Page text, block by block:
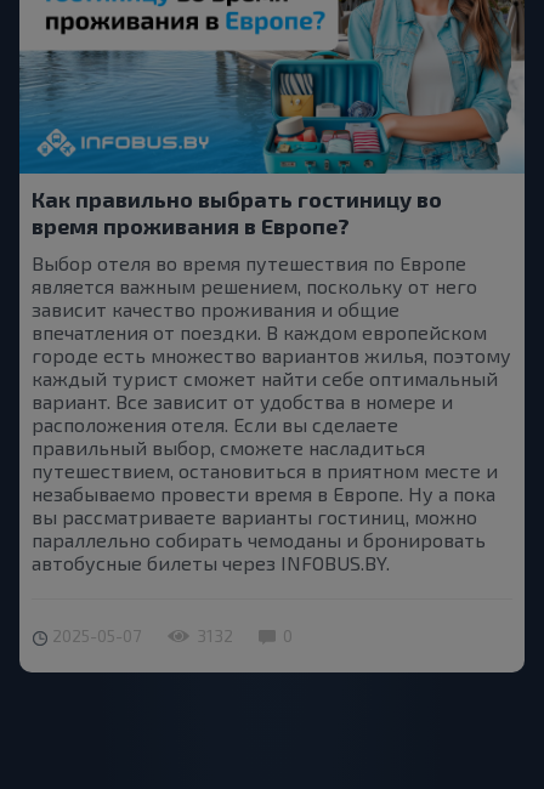
Как правильно выбрать гостиницу во
время проживания в Европе?
Выбор отеля во время путешествия по Европе
является важным решением, поскольку от него
зависит качество проживания и общие
впечатления от поездки. В каждом европейском
городе есть множество вариантов жилья, поэтому
каждый турист сможет найти себе оптимальный
вариант. Все зависит от удобства в номере и
расположения отеля. Если вы сделаете
правильный выбор, сможете насладиться
путешествием, остановиться в приятном месте и
незабываемо провести время в Европе. Ну а пока
вы рассматриваете варианты гостиниц, можно
параллельно собирать чемоданы и бронировать
автобусные билеты через INFOBUS.BY.
2025-05-07 3132 0